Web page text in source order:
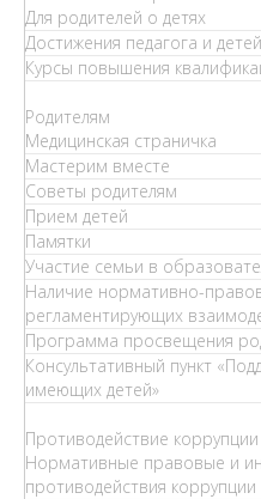
Для родителей о детях
Достижения педагога и детей
Курсы повышения
Родителям
Медицинская страничка
Мастерим вместе
Советы родителям
Прием детей
Памятки
Участие семьи в
Наличие нормативно-
регламентирующих
Программа просвещения
Консультативный пункт
имеющих детей»
Противодействие коррупции
Нормативные правовые и
противодействия коррупции